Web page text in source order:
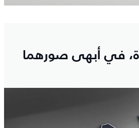
في أبهى صورهما